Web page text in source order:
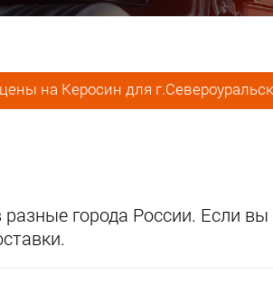
на Керосин для г.Североуральск
города России. Если